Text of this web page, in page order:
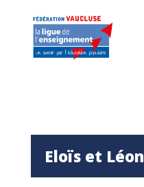
Eloïs et Léon